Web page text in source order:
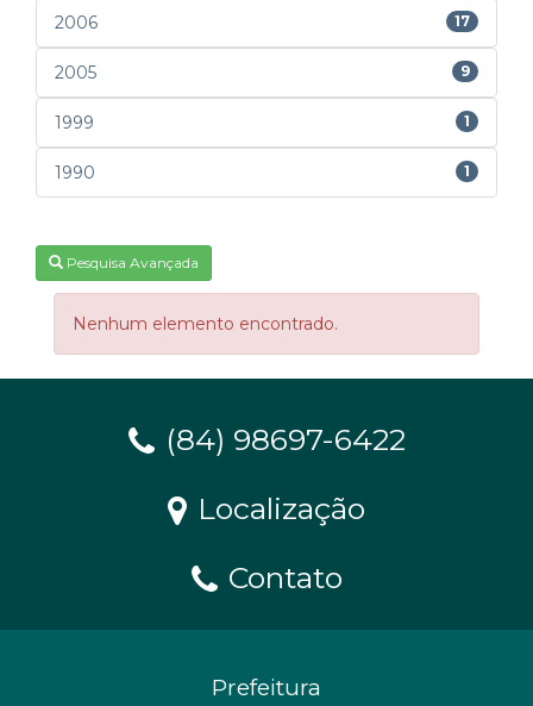
2006 17
2005 9
1999 1
1990 1
Pesquisa Avançada
Nenhum elemento encontrado.
(84) 98697-6422
Localização
Contato
Prefeitura